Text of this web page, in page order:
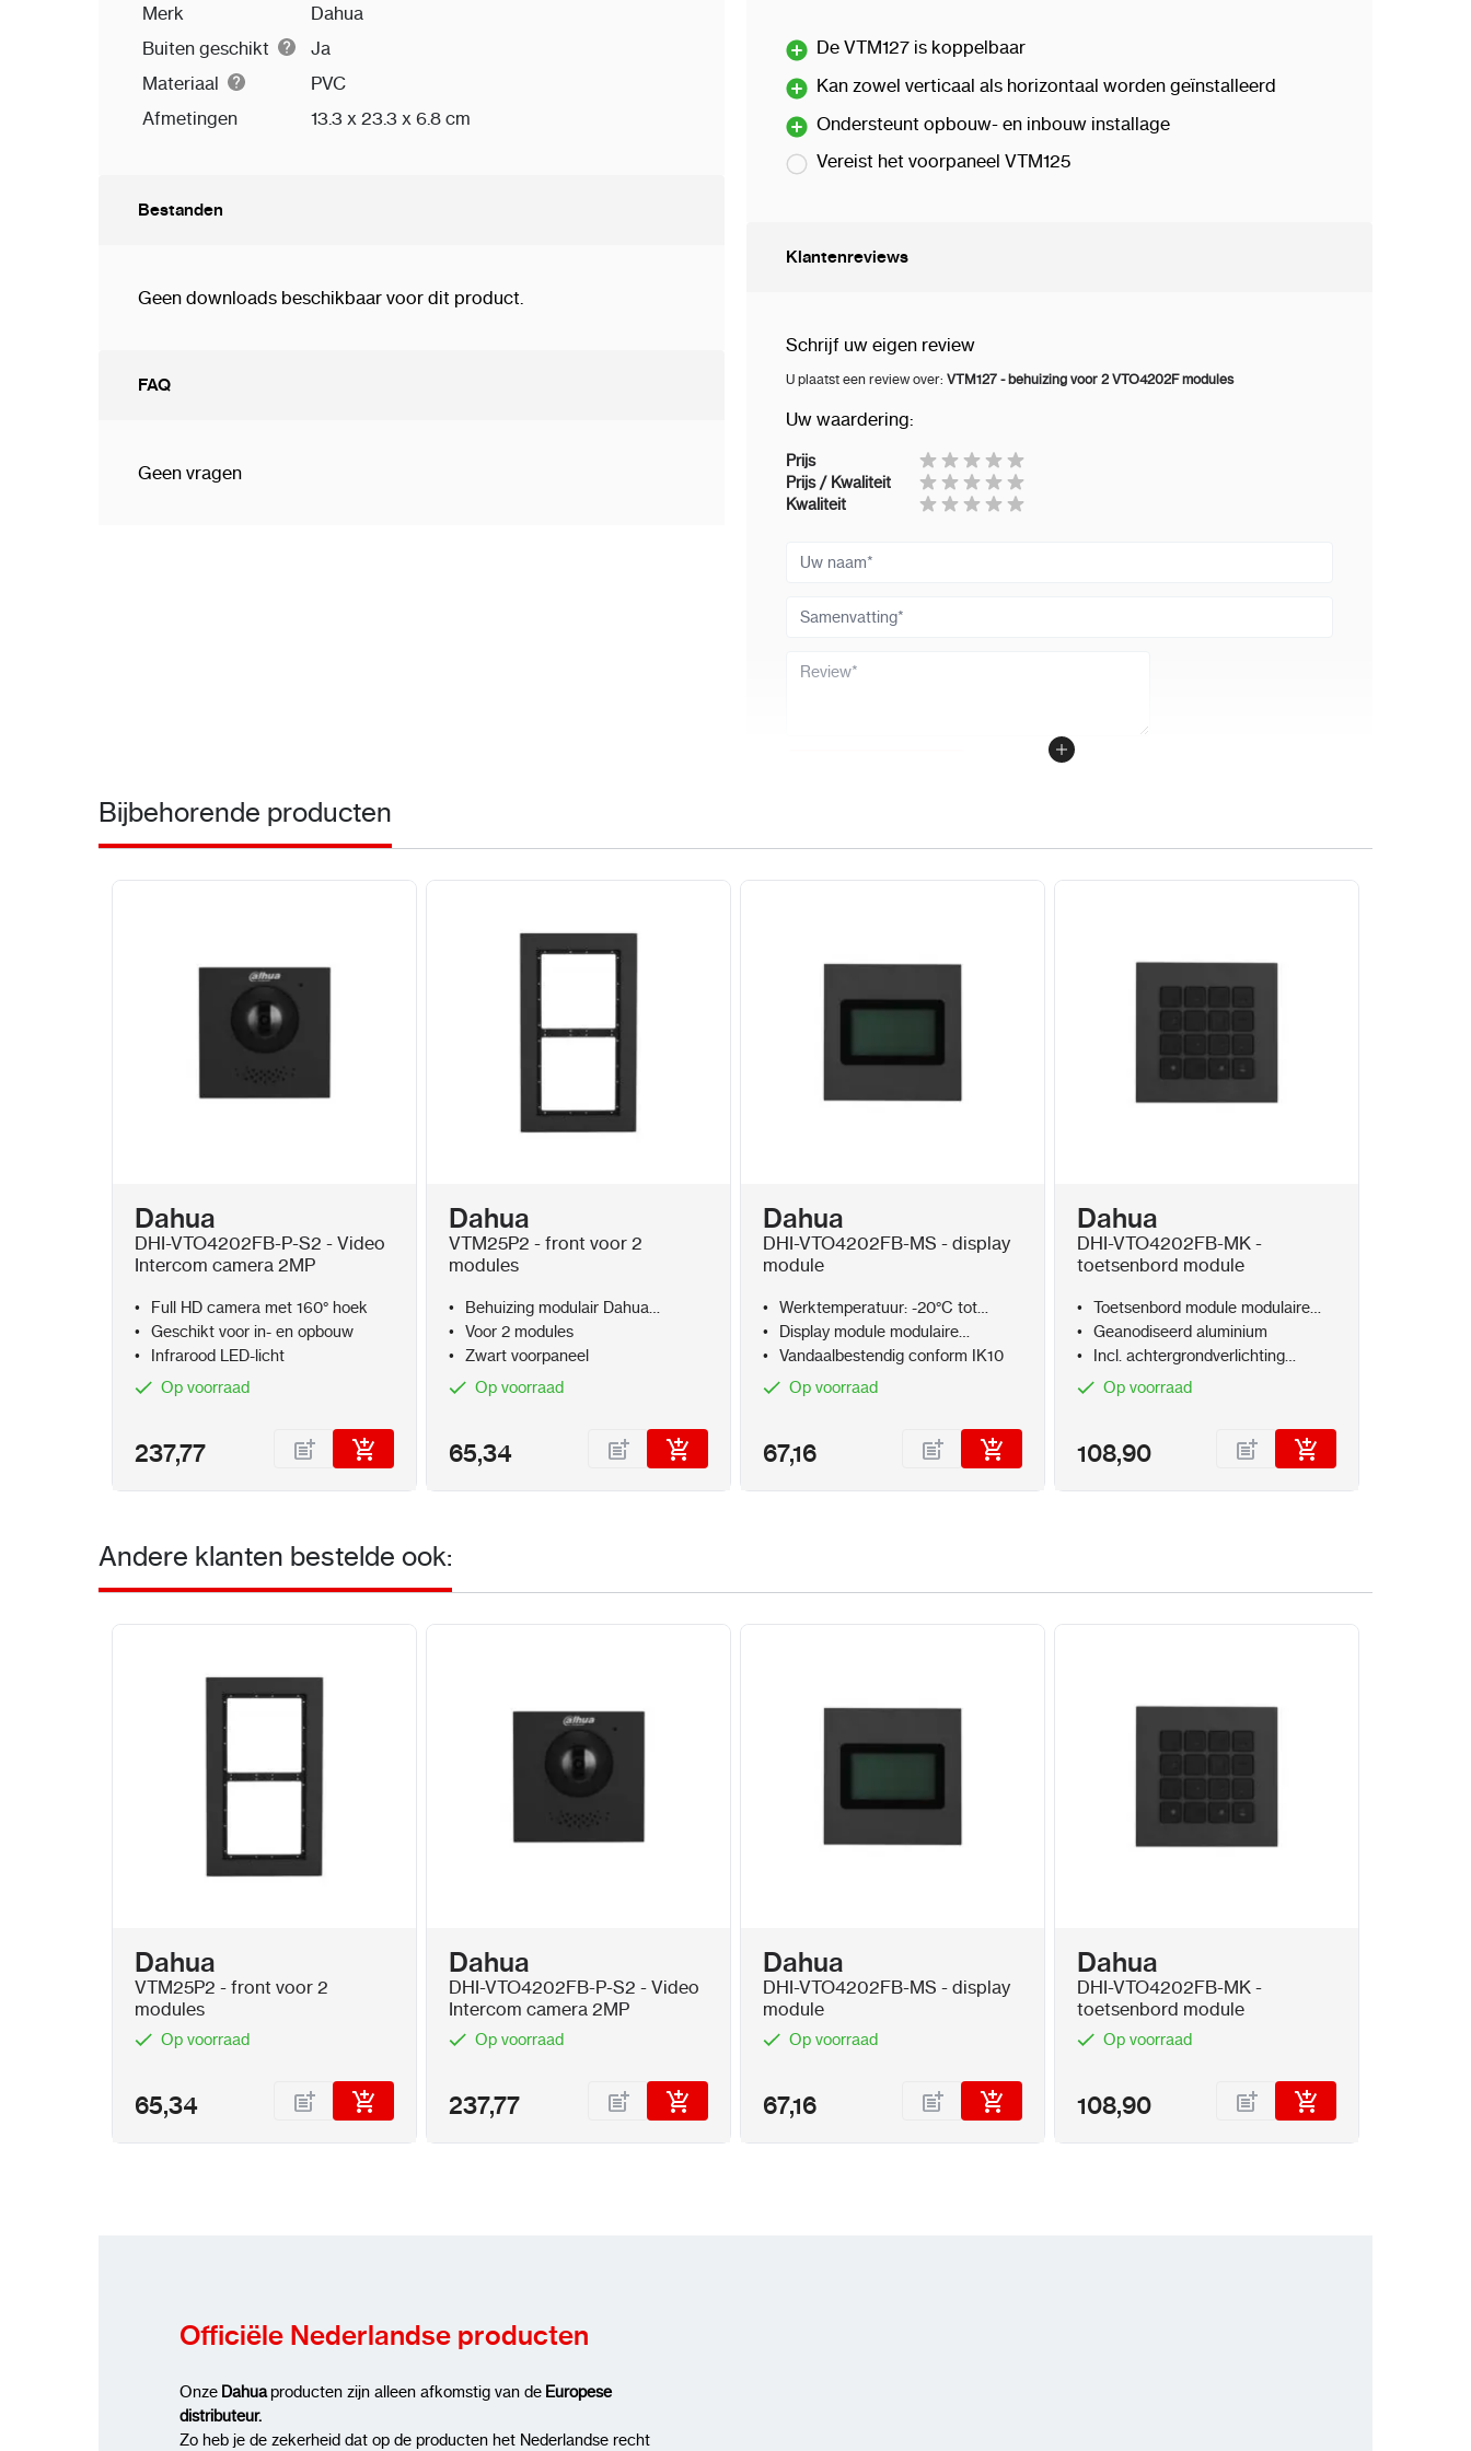
Merk
Dahua
Buiten geschikt
Ja
Materiaal
PVC
Afmetingen
13.3 x 23.3 x 6.8 cm
Bestanden
Geen downloads beschikbaar voor dit product.
FAQ
Geen vragen
De VTM127 is koppelbaar
Kan zowel verticaal als horizontaal worden geïnstalleerd
Ondersteunt opbouw- en inbouw installage
Vereist het voorpaneel VTM125
Klantenreviews
Schrijf uw eigen review
U plaatst een review over: VTM127 - behuizing voor 2 VTO4202F modules
Uw waardering:
Prijs
Prijs / Kwaliteit
Kwaliteit
Uw naam
Samenvatting
Review
Bijbehorende producten
Dahua
DHI-VTO4202FB-P-S2 - Video
Intercom camera 2MP
Full HD camera met 160° hoek
Geschikt voor in- en opbouw
Infrarood LED-licht
Op voorraad
237,77
Dahua
VTM25P2 - front voor 2
modules
Behuizing modulair Dahua
intercom
Voor 2 modules
Zwart voorpaneel
Op voorraad
65,34
Dahua
DHI-VTO4202FB-MS - display
module
Werktemperatuur: -20°C tot
+60°C
Display module modulaire
intercom
Vandaalbestendig conform IK10
Op voorraad
67,16
Dahua
DHI-VTO4202FB-MK -
toetsenbord module
Toetsenbord module modulaire
intercomoplossing
Geanodiseerd aluminium
Incl. achtergrondverlichting
Op voorraad
108,90
Andere klanten bestelde ook:
Dahua
VTM25P2 - front voor 2
modules
Op voorraad
65,34
Dahua
DHI-VTO4202FB-P-S2 - Video
Intercom camera 2MP
Op voorraad
237,77
Dahua
DHI-VTO4202FB-MS - display
module
Op voorraad
67,16
Dahua
DHI-VTO4202FB-MK -
toetsenbord module
Op voorraad
108,90
Officiële Nederlandse producten
Onze Dahuaproducten zijn alleen afkomstig van de Europese
distributeur.
Zo heb je de zekerheid dat op de producten het Nederlandse recht